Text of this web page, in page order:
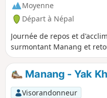
Moyenne
Départ à Népal
Journée de repos et
surmontant Manang et
Manang - Yak
Visorandonneur